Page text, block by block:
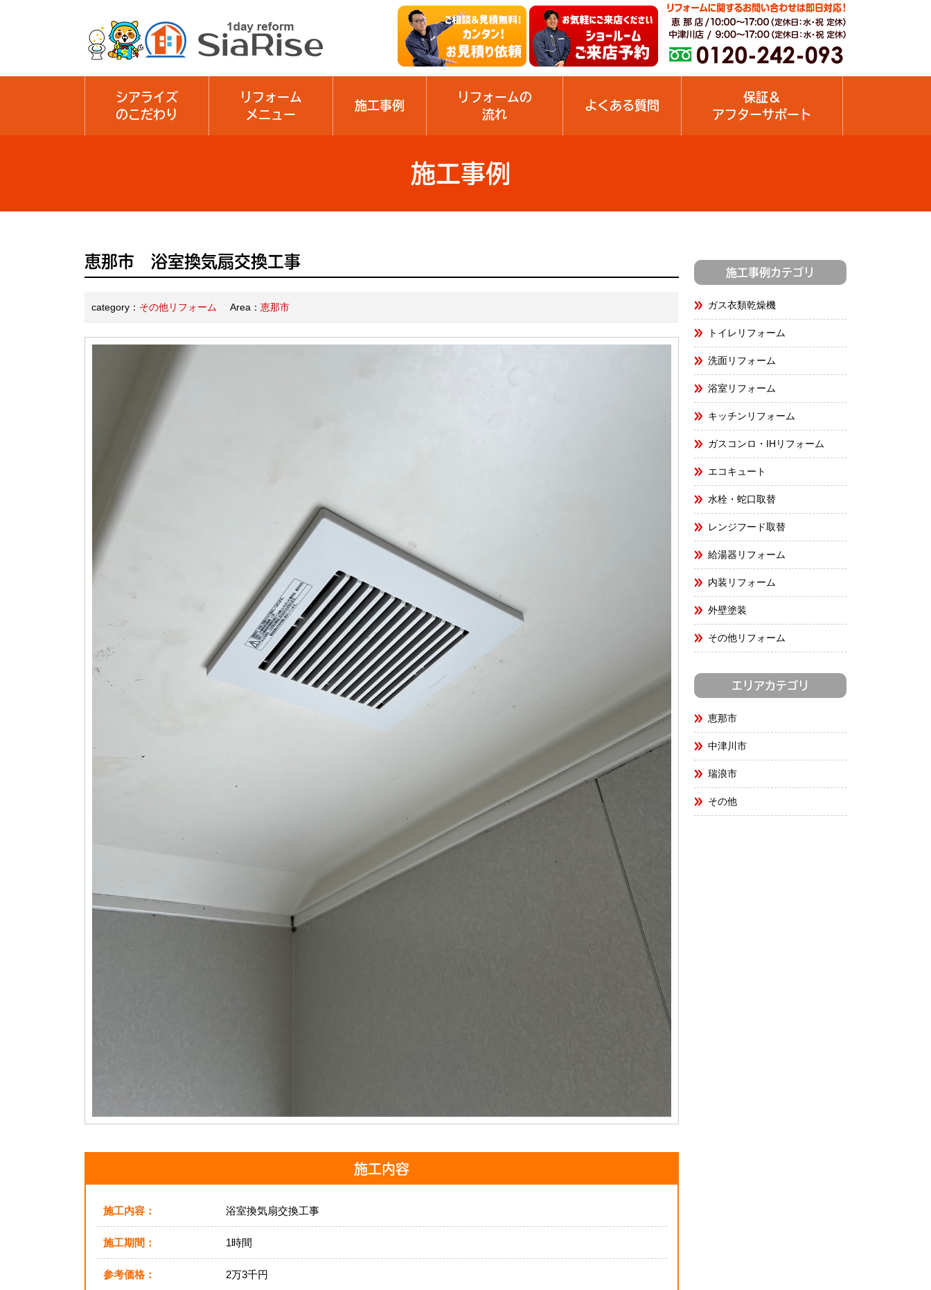
シアライズ
のこだわり
リフォーム
メニュー
施工事例
リフォームの
流れ
よくある質問
保証＆
アフターサポート
施工事例
恵那市 浴室換気扇交換工事
category： その他リフォーム Area： 恵那市
施工内容
施工内容： 浴室換気扇交換工事
施工期間： 1時間
参考価格： 2万3千円
施工事例カテゴリ
ガス衣類乾燥機
トイレリフォーム
洗面リフォーム
浴室リフォーム
キッチンリフォーム
ガスコンロ・IHリフォーム
エコキュート
水栓・蛇口取替
レンジフード取替
給湯器リフォーム
内装リフォーム
外壁塗装
その他リフォーム
エリアカテゴリ
恵那市
中津川市
瑞浪市
その他